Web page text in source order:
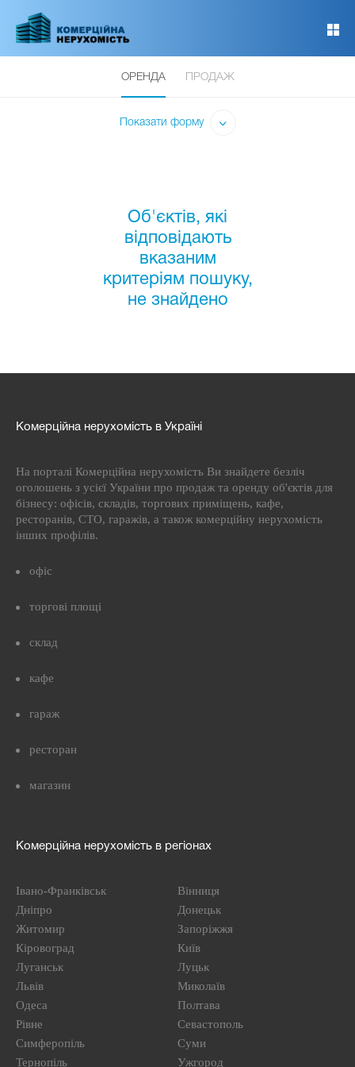
основного
ОРЕНДА ПРОДАЖ
Показати форму
Об'єктів, які
відповідають
вказаним
критеріям пошуку,
не знайдено
Комерційна нерухомість в Україні
На порталі Комерційна нерухомість Ви знайдете безліч
оголошень з усієї України про продаж та оренду об'єктів для
бізнесу: офісів, складів, торгових приміщень, кафе,
ресторанів, СТО, гаражів, а також комерційну нерухомість
інших профілів.
офіс
торгові площі
склад
кафе
гараж
ресторан
магазин
Комерційна нерухомість в регіонах
Івано-Франківськ
Вінниця
Дніпро
Донецьк
Житомир
Запоріжжя
Кіровоград
Київ
Луганськ
Луцьк
Львів
Миколаїв
Одеса
Полтава
Рівне
Севастополь
Симферопіль
Суми
Тернопіль
Ужгород